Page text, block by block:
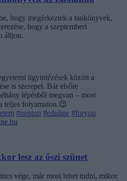
hogy megérkeztek a tankönyvek,
hogy a szeptemberi
álljon.
ügyintézések között a
is szerepel. Bár elsőre
lépésből megvan – most
teljes folyamaton.😉
#neptun #eduline #foryou
lesz az őszi szünet
vége, már most lehet tudni, mikor